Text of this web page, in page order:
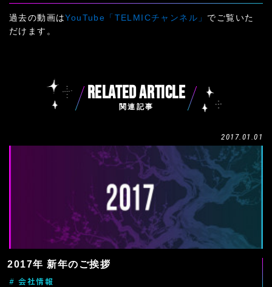
過去の動画はYouTube「TELMICチャンネル」 でご覧いた
だけます。
RELATED ARTICLE
関連記事
2017.01.01
2017年 新年のご挨拶
# 会社情報